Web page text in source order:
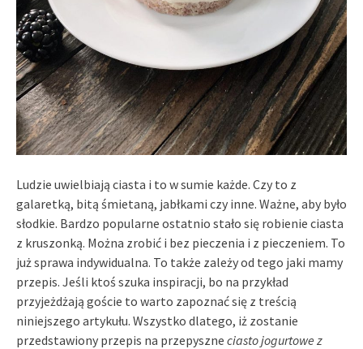
Ludzie uwielbiają ciasta i to w sumie każde. Czy to z
galaretką, bitą śmietaną, jabłkami czy inne. Ważne, aby było
słodkie. Bardzo popularne ostatnio stało się robienie ciasta
z kruszonką. Można zrobić i bez pieczenia i z pieczeniem. To
już sprawa indywidualna. To także zależy od tego jaki mamy
przepis. Jeśli ktoś szuka inspiracji, bo na przykład
przyjeżdżają goście to warto zapoznać się z treścią
niniejszego artykułu. Wszystko dlatego, iż zostanie
przedstawiony przepis na przepyszne ciasto jogurtowe z